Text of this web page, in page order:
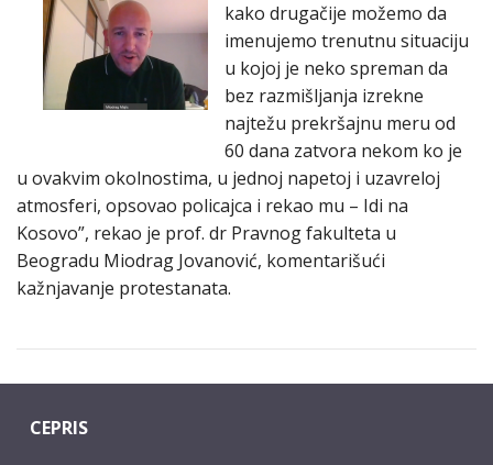
kako drugačije možemo da
imenujemo trenutnu situaciju
u kojoj je neko spreman da
bez razmišljanja izrekne
najtežu prekršajnu meru od
60 dana zatvora nekom ko je
u ovakvim okolnostima, u jednoj napetoj i uzavreloj
atmosferi, opsovao policajca i rekao mu – Idi na
Kosovo”, rekao je prof. dr Pravnog fakulteta u
Beogradu Miodrag Jovanović, komentarišući
kažnjavanje protestanata.
CEPRIS